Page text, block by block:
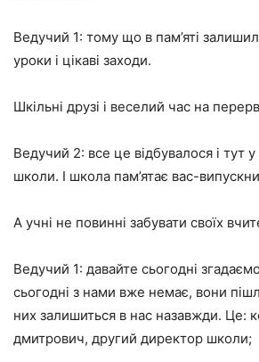
Ведучий 1: тому що в пам’яті
уроки і цікаві заходи.
Шкільні друзі і веселий час на
Ведучий 2: все це відбувалося і тут у
школи. І школа пам’ятає вас-
А учні не повинні забувати своїх
Ведучий 1: давайте сьогодні
сьогодні з нами вже немає, вони
них залишиться в нас назавжди. Це:
дмитрович, другий директор школи;